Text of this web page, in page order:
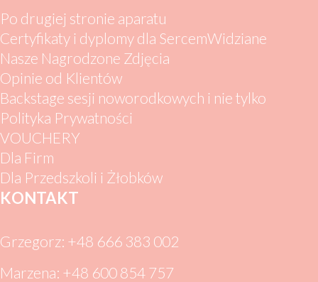
Po drugiej stronie aparatu
Certyfikaty i dyplomy dla SercemWidziane
Nasze Nagrodzone Zdjęcia
Opinie od Klientów
Backstage sesji noworodkowych i nie tylko
Polityka Prywatności
VOUCHERY
Dla Firm
Dla Przedszkoli i Żłobków
KONTAKT
Grzegorz: +48 666 383 002
Marzena: +48 600 854 757